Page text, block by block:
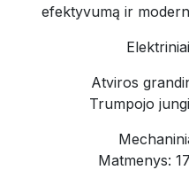
efektyvumą ir
Atviros
Trumpojo
Matmenys: